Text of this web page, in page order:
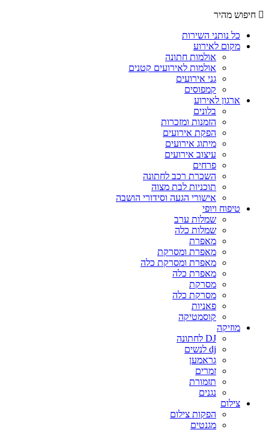
חיפוש מהיר
כל נותני השירות
מקום לאירוע
אולמות חתונה
אולמות לאירועים קטנים
גני אירועים
קמפוסים
ארגון לאירוע
בלונים
הזמנות ומזכרות
הפקת אירועים
מיתוג אירועים
עיצוב אירועים
פרחים
השכרת רכב לחתונה
תוכניות לבת מצוה
אישורי הגעה וסידורי הושבה
טיפוח ויופי
שמלות ערב
שמלות כלה
מאפרת
מאפרת ומסרקת
מאפרת ומסרקת כלה
מאפרת כלה
מסרקת
מסרקת כלה
פאניות
קוסמטיקה
מוזיקה
DJ לחתונה
dj לנשים
גראמען
זמרים
תזמורת
נגנים
צילום
הפקות צילום
מגנטים